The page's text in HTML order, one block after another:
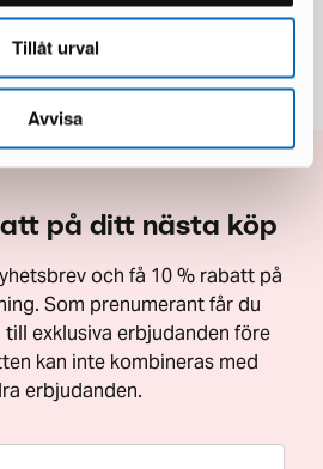
Tillåt urval
Avvisa
på ditt nästa köp
och få 10 % rabatt på
Som prenumerant får du
exklusiva erbjudanden före
kan inte kombineras med
erbjudanden.